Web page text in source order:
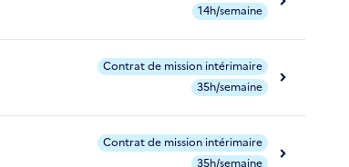
14h/semaine
Contrat de mission intérimaire
35h/semaine
Contrat de mission intérimaire
35h/semaine